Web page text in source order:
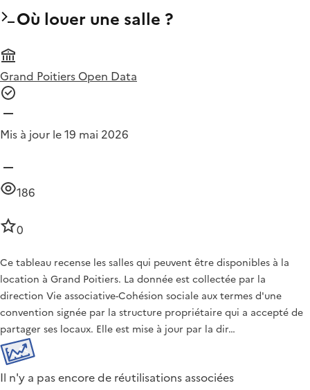
Où louer une salle ?
Grand Poitiers Open Data
Mis à jour le 19 mai 2026
186
0
Ce tableau recense les salles qui peuvent être disponibles à la
location à Grand Poitiers. La donnée est collectée par la
direction Vie associative-Cohésion sociale aux termes d'une
convention signée par la structure propriétaire qui a accepté de
partager ses locaux. Elle est mise à jour par la dir…
Il n'y a pas encore de réutilisations associées